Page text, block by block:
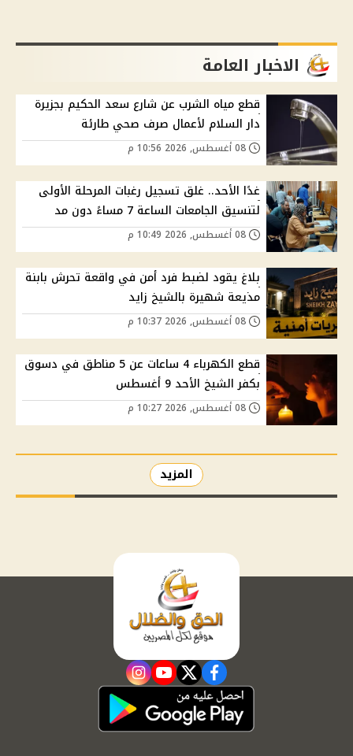
الاخبار العامة
قطع مياه الشرب عن شارع سعد الحكيم بجزيرة
دار السلام لأعمال صرف صحي طارئة
غدًا الأحد.. غلق تسجيل رغبات المرحلة الأولى
لتنسيق الجامعات الساعة 7 مساءً دون مد
بلاغ يقود لضبط فرد أمن في واقعة تحرش بابنة
مذيعة شهيرة بالشيخ زايد
قطع الكهرباء 4 ساعات عن 5 مناطق في دسوق
بكفر الشيخ الأحد 9 أغسطس
المزيد
facebook
twitter
youtube
instagram